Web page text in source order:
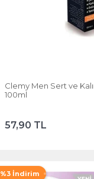
Clemy Men Sert ve
100ml
57,90 TL
%3 İndirim